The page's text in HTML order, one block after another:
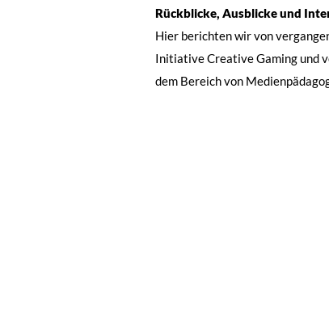
Rückblicke, Ausblicke und
Hier berichten wir von
Initiative Creative Gaming und
dem Bereich von